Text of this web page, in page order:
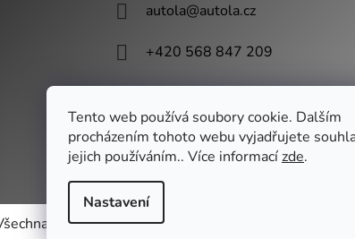
Tento web používá soubory cookie. Dalším
procházením tohoto webu vyjadřujete
jejich používáním.. Více informacízde.
Nastavení
autola@autola.cz
+420 568 847 209
práva vyhrazena.Upravit nastavení cookies